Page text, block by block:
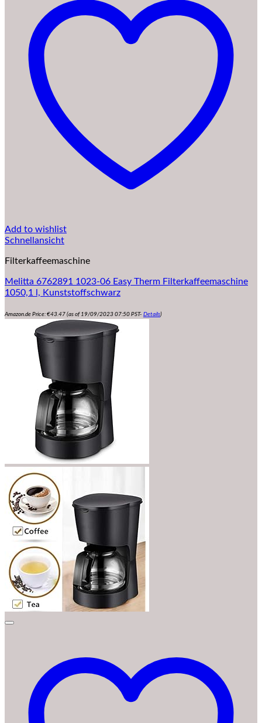
Add to wishlist
Schnellansicht
Filterkaffeemaschine
Melitta 6762891 1023-06 Easy Therm Filterkaffeemaschine
1050,1 l, Kunststoffschwarz
Amazon.de Price: €43.47 (as of 19/09/2023 07:50 PST- Details)